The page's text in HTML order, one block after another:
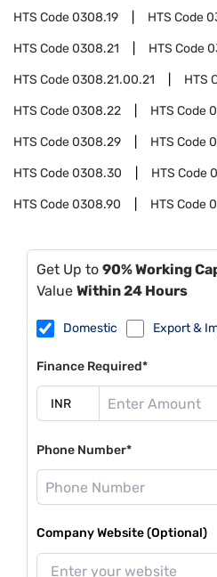
HTS Code0308.19 HTS Code
HTS Code0308.21 HTS Code
HTS Code0308.21.00.21 HTS
HTS Code0308.22 HTS Code
HTS Code0308.29 HTS Code
HTS Code0308.30 HTS Code
HTS Code0308.90 HTS Code
Get Up to 90% Working
Value Within 24 Hours
Domestic Export &
Finance Required*
Phone Number*
Company Website (Optional)